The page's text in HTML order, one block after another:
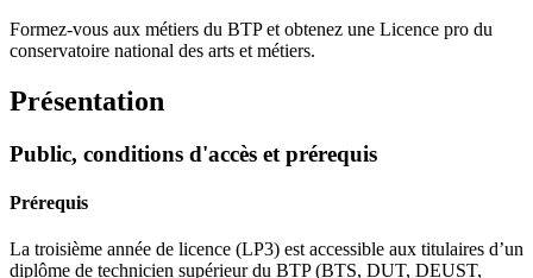
Formez-vous aux métiers du BTP et obtenez une Licence pro du
conservatoire national des arts et métiers.
Présentation
Public, conditions d'accès et prérequis
Prérequis
La troisième année de licence (LP3) est accessible aux titulaires d’un
diplôme de technicien supérieur du BTP (BTS, DUT, DEUST,